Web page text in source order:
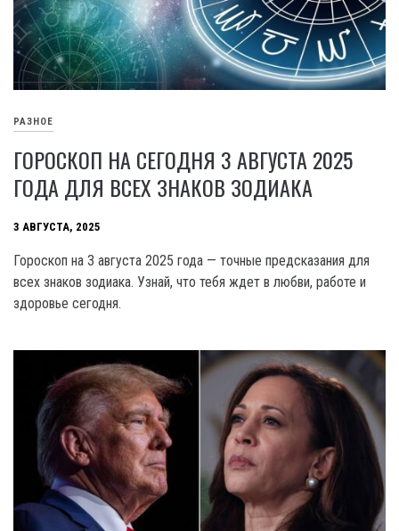
РАЗНОЕ
ГОРОСКОП НА СЕГОДНЯ 3 АВГУСТА 2025
ГОДА ДЛЯ ВСЕХ ЗНАКОВ ЗОДИАКА
3 АВГУСТА, 2025
Гороскоп на 3 августа 2025 года — точные предсказания для
всех знаков зодиака. Узнай, что тебя ждет в любви, работе и
здоровье сегодня.